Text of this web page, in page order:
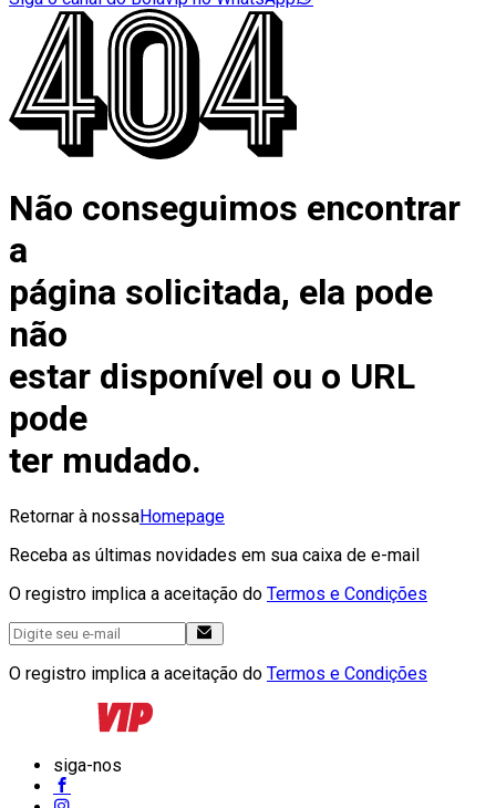
Não conseguimos encontrar
a
página solicitada, ela pode
não
estar disponível ou o URL
pode
ter mudado.
Retornar à nossaHomepage
Receba as últimas novidades em sua caixa de e-mail
O registro implica a aceitação do Termos e Condições
O registro implica a aceitação do Termos e Condições
siga-nos